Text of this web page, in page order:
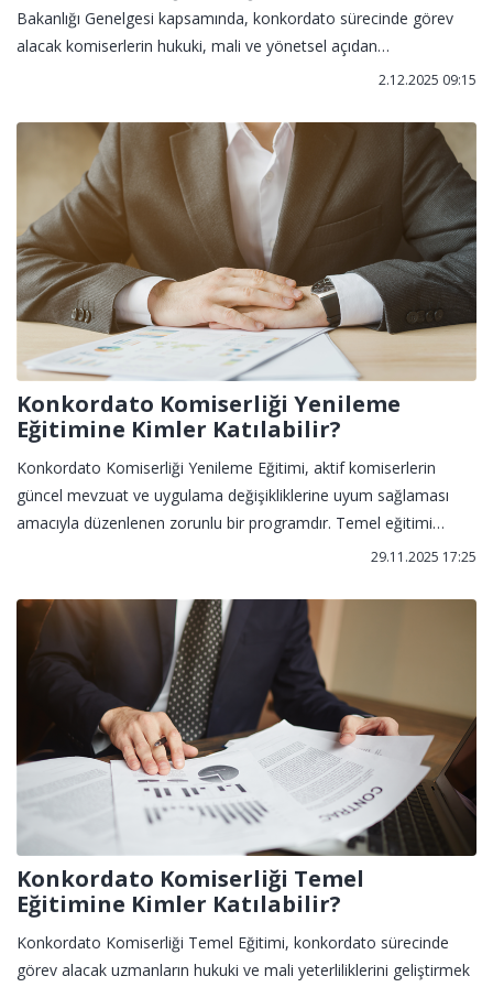
Bakanlığı Genelgesi kapsamında, konkordato sürecinde görev
alacak komiserlerin hukuki, mali ve yönetsel açıdan
yetkinleşmesini sağlayan zorunlu bir sertifika programıdır. Eğitim;
mahkemeye rapor hazırlama ve süreci mevzuata uygun biçimde
yürütme becerilerini kazandırmayı amaçlar.
2.12.2025 09:15
Konkordato Komiserliği Yenileme
Eğitimine Kimler Katılabilir?
Konkordato Komiserliği Yenileme Eğitimi, aktif komiserlerin
güncel mevzuat ve uygulama değişikliklerine uyum sağlaması
amacıyla düzenlenen zorunlu bir programdır. Temel eğitimi
tamamlamış ve sicile kayıtlı komiserler bu eğitime katılarak görev
29.11.2025 17:25
Konkordato Komiserliği Temel
Eğitimine Kimler Katılabilir?
Konkordato Komiserliği Temel Eğitimi, konkordato sürecinde
görev alacak uzmanların hukuki ve mali yeterliliklerini geliştirmek